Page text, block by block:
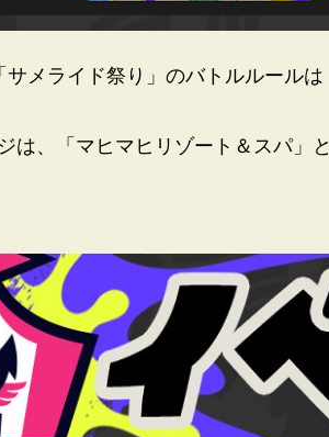
メライド祭り」のバトルルールは
は、「マヒマヒリゾート＆スパ」